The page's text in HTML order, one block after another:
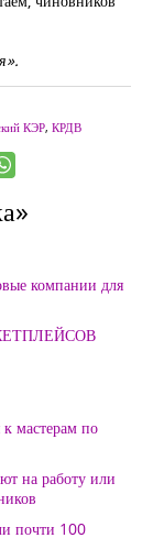
КЭР, КРДВ
компании для
к мастерам по
на работу или
почти 100